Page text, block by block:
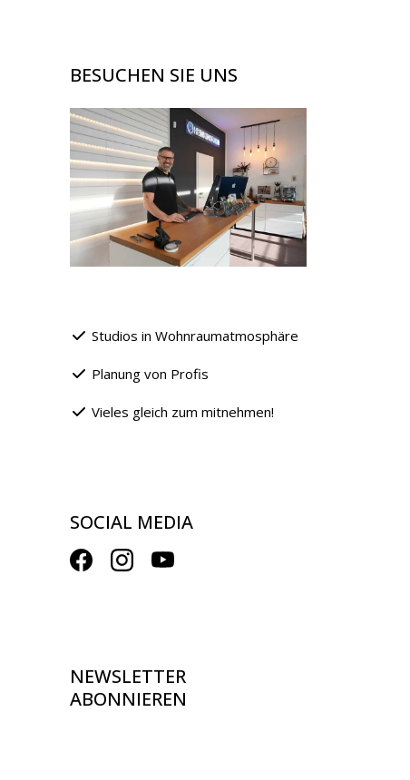
BESUCHEN SIE UNS
Studios in Wohnraumatmosphäre
Planung von Profis
Vieles gleich zum mitnehmen!
SOCIAL MEDIA
NEWSLETTER
ABONNIEREN